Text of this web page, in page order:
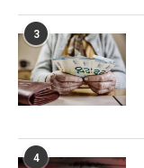
3
4